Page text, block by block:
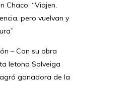
Chaco: “Viajen,
pero vuelvan y
– Con su obra
letona Solveiga
ganadora de la